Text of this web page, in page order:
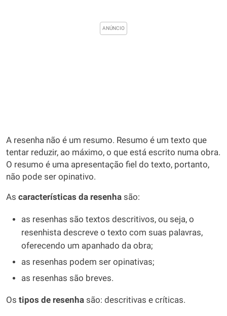
A resenha não é um resumo. Resumo é um texto que
tentar reduzir, ao máximo, o que está escrito numa obra.
O resumo é uma apresentação fiel do texto, portanto,
não pode ser opinativo.
As características da resenha são:
as resenhas são textos descritivos, ou seja, o
resenhista descreve o texto com suas palavras,
oferecendo um apanhado da obra;
as resenhas podem ser opinativas;
as resenhas são breves.
Os tipos de resenha são: descritivas e críticas.